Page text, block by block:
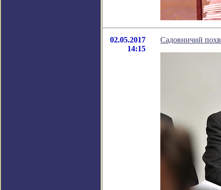
02.05.2017
14:15
Садовничий